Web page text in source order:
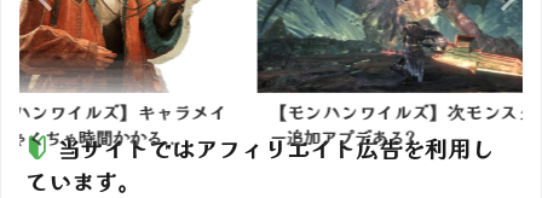
ャラメイ
る...
【モンハンワイルズ】次モンスタ
ー追加アプデある?
アイスメ
さんへ
当サイトではアフィリエイト広告を利用し
ています。